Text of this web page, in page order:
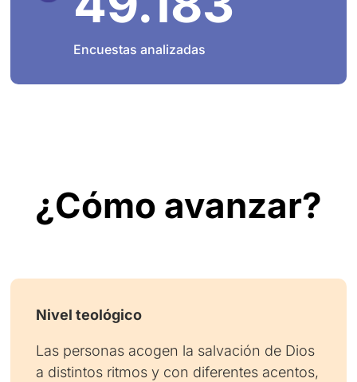
Encuestas analizadas
¿Cómo avanzar?
Nivel teológico
Las personas acogen la salvación de Dios
a distintos ritmos y con diferentes acentos,